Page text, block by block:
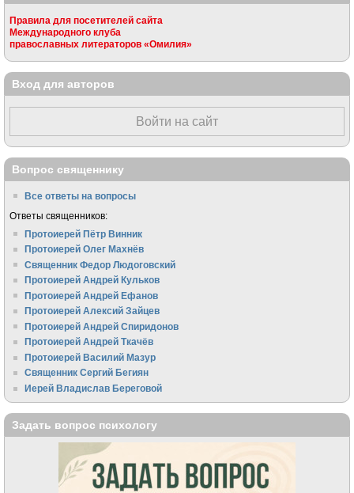
Правила для посетителей сайта
Международного клуба
православных литераторов «Омилия»
Вход для авторов
Войти на сайт
Вопрос священнику
Все ответы на вопросы
Ответы священников:
Протоиерей Пётр Винник
Протоиерей Олег Махнёв
Священник Федор Людоговский
Протоиерей Андрей Кульков
Протоиерей Андрей Ефанов
Протоиерей Алексий Зайцев
Протоиерей Андрей Спиридонов
Протоиерей Андрей Ткачёв
Протоиерей Василий Мазур
Священник Сергий Бегиян
Иерей Владислав Береговой
Задать вопрос психологу